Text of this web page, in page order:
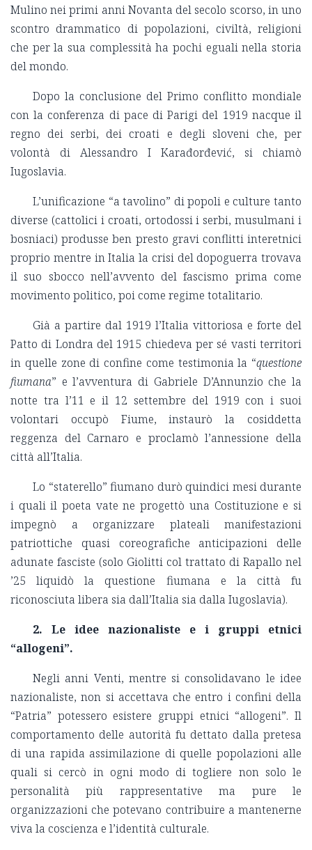
Mulino nei primi anni Novanta del secolo scorso, in uno
scontro drammatico di popolazioni, civiltà, religioni
che per la sua complessità ha pochi eguali nella storia
del mondo.
Dopo la conclusione del Primo conflitto mondiale
con la conferenza di pace di Parigi del 1919 nacque il
regno dei serbi, dei croati e degli sloveni che, per
volontà di Alessandro I Karađorđević, si chiamò
Iugoslavia.
L’unificazione “a tavolino” di popoli e culture tanto
diverse (cattolici i croati, ortodossi i serbi, musulmani i
bosniaci) produsse ben presto gravi conflitti interetnici
proprio mentre in Italia la crisi del dopoguerra trovava
il suo sbocco nell’avvento del fascismo prima come
movimento politico, poi come regime totalitario.
Già a partire dal 1919 l’Italia vittoriosa e forte del
Patto di Londra del 1915 chiedeva per sé vasti territori
in quelle zone di confine come testimonia la “questione
fiumana” e l’avventura di Gabriele D’Annunzio che la
notte tra l’11 e il 12 settembre del 1919 con i suoi
volontari occupò Fiume, instaurò la cosiddetta
reggenza del Carnaro e proclamò l’annessione della
città all’Italia.
Lo “staterello” fiumano durò quindici mesi durante
i quali il poeta vate ne progettò una Costituzione e si
impegnò a organizzare plateali manifestazioni
patriottiche quasi coreografiche anticipazioni delle
adunate fasciste (solo Giolitti col trattato di Rapallo nel
’25 liquidò la questione fiumana e la città fu
riconosciuta libera sia dall’Italia sia dalla Iugoslavia).
2. Le idee nazionaliste e i gruppi etnici
“allogeni”.
Negli anni Venti, mentre si consolidavano le idee
nazionaliste, non si accettava che entro i confini della
“Patria” potessero esistere gruppi etnici “allogeni”. Il
comportamento delle autorità fu dettato dalla pretesa
di una rapida assimilazione di quelle popolazioni alle
quali si cercò in ogni modo di togliere non solo le
personalità più rappresentative ma pure le
organizzazioni che potevano contribuire a mantenerne
viva la coscienza e l’identità culturale.